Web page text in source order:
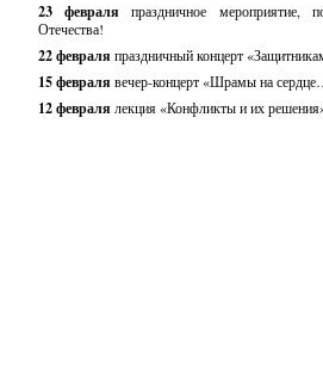
23 февраляпраздничное мероприятие,
Отечества!
22 февраля праздничный концерт
15 февраля вечер-концерт «Шрамы на
12 февраля лекция «Конфликты и их